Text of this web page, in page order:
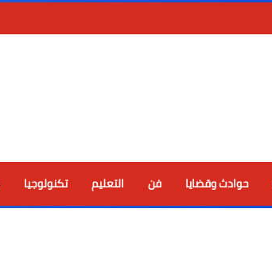
حوادث وقضايا فن التعليم تكنولوجيا